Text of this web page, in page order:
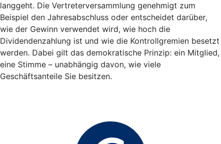
langgeht. Die Vertreterversammlung genehmigt zum
Beispiel den Jahresabschluss oder entscheidet darüber,
wie der Gewinn verwendet wird, wie hoch die
Dividendenzahlung ist und wie die Kontrollgremien besetzt
werden. Dabei gilt das demokratische Prinzip: ein Mitglied,
eine Stimme – unabhängig davon, wie viele
Geschäftsanteile Sie besitzen.